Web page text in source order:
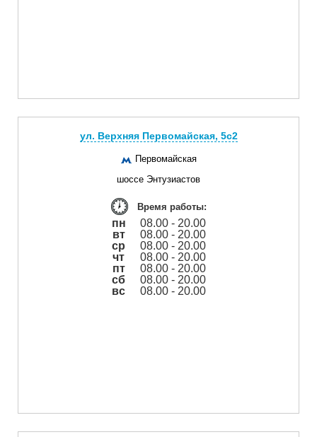
ул. Верхняя Первомайская, 5с2
Первомайская
шоссе Энтузиастов
Время работы:
пн
08.00 - 20.00
вт
08.00 - 20.00
ср
08.00 - 20.00
чт
08.00 - 20.00
пт
08.00 - 20.00
сб
08.00 - 20.00
вс
08.00 - 20.00